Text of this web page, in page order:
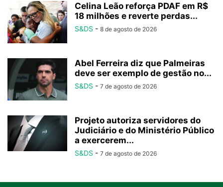
Celina Leão reforça PDAF em R$
18 milhões e reverte perdas...
S&DS - 8 de agosto de 2026
Abel Ferreira diz que Palmeiras
deve ser exemplo de gestão no...
S&DS - 7 de agosto de 2026
Projeto autoriza servidores do
Judiciário e do Ministério Público
a exercerem...
S&DS - 7 de agosto de 2026